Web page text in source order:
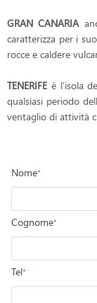
GRAN CANARIA
caratterizza per i
rocce e caldere
TENERIFE è l'isola
qualsiasi periodo
ventaglio di attività
Nome*
Cognome*
Tel*